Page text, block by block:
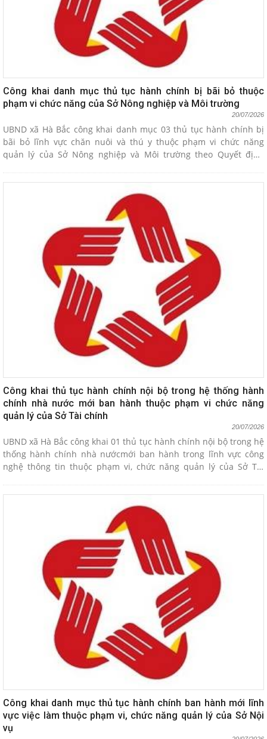
Công khai danh mục thủ tục hành chính bị bãi bỏ thuộc
phạm vi chức năng của Sở Nông nghiệp và Môi trường
20/07/2026
UBND xã Hà Bắc công khai danh mục 03 thủ tục hành chính bị
bãi bỏ lĩnh vực chăn nuôi và thú y thuộc phạm vi chức năng
quản lý của Sở Nông nghiệp và Môi trường theo Quyết định
Công khai thủ tục hành chính nội bộ trong hệ thống hành
chính nhà nước mới ban hành thuộc phạm vi chức năng
quản lý của Sở Tài chính
20/07/2026
UBND xã Hà Bắc công khai 01 thủ tục hành chính nội bộ trong hệ
thống hành chính nhà nướcmới ban hành trong lĩnh vực công
nghệ thông tin thuộc phạm vi, chức năng quản lý của Sở Tài
thành phố.
Công khai danh mục thủ tục hành chính ban hành mới lĩnh
vực việc làm thuộc phạm vi, chức năng quản lý của Sở Nội
vụ